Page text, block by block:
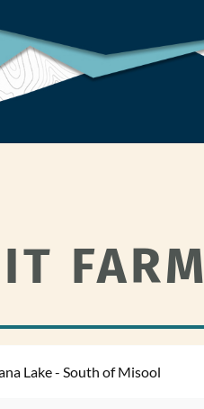
FARM
Lake - South of Misool